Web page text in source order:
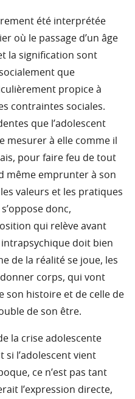
été interprétée
où le passage d’un âge
la signification sont
que
propice à
contraintes sociales.
que l’adolescent
mesurer à elle comme il
pour faire feu de tout
même emprunter à son
valeurs et les pratiques
donc,
qui relève avant
doit bien
de la réalité se joue, les
corps, qui vont
son histoire et de celle de
de son être.
la crise adolescente
l’adolescent vient
ce n’est pas tant
l’expression directe,